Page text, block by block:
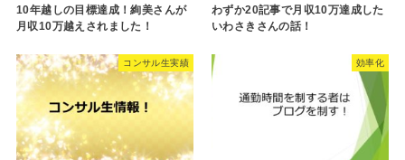
10年越しの目標達成！絢美さんが
月収10万越えされました！
わずか20記事で月収10万達成した
いわさきさんの話！
コンサル生実績 効率化